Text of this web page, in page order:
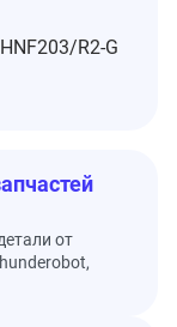
R2-G
от